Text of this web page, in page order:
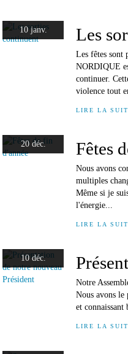
10 janv. Les
Les fêtes sont
NORDIQUE
continuer.
violence tout
LIRE LA
20 déc. Fêtes
Nous avons
multiples
Même si je
l'énergie...
LIRE LA
10 déc.
Notre
Nous avons
et
LIRE LA